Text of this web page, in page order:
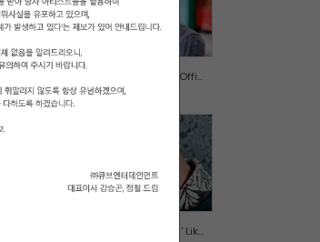
LIGHTSUM(라잇썸) - 'ALIVE' Offi...
펜타곤(PENTAGON) - 'Feelin' Lik...